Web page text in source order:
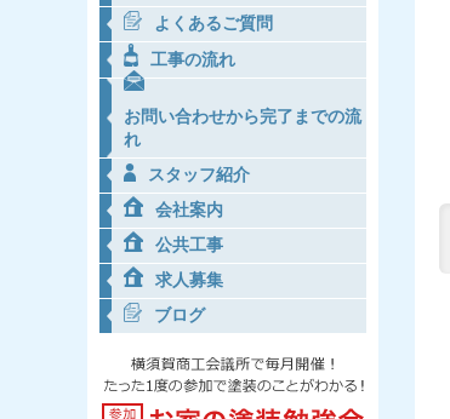
よくあるご質問
工事の流れ
お問い合わせから完了までの流
れ
スタッフ紹介
会社案内
公共工事
求人募集
ブログ